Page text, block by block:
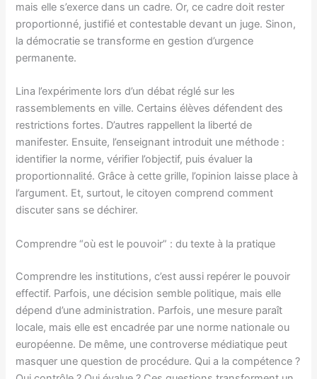
mais elle s’exerce dans un cadre. Or, ce cadre doit rester
proportionné, justifié et contestable devant un juge. Sinon,
la démocratie se transforme en gestion d’urgence
permanente.
Lina l’expérimente lors d’un débat réglé sur les
rassemblements en ville. Certains élèves défendent des
restrictions fortes. D’autres rappellent la liberté de
manifester. Ensuite, l’enseignant introduit une méthode :
identifier la norme, vérifier l’objectif, puis évaluer la
proportionnalité. Grâce à cette grille, l’opinion laisse place à
l’argument. Et, surtout, le citoyen comprend comment
discuter sans se déchirer.
Comprendre “où est le pouvoir” : du texte à la pratique
Comprendre les institutions, c’est aussi repérer le pouvoir
effectif. Parfois, une décision semble politique, mais elle
dépend d’une administration. Parfois, une mesure paraît
locale, mais elle est encadrée par une norme nationale ou
européenne. De même, une controverse médiatique peut
masquer une question de procédure. Qui a la compétence ?